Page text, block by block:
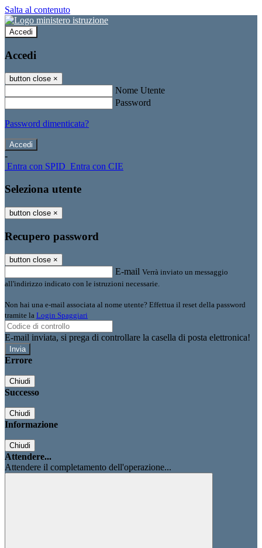
Salta al contenuto
Accedi
Accedi
button close ×
Nome Utente
Password
Password dimenticata?
-
Entra con SPID Entra con CIE
Seleziona utente
button close ×
Recupero password
button close ×
E-mail Verrà inviato un messaggio
all'indirizzo indicato con le istruzioni necessarie.
Non hai una e-mail associata al nome utente? Effettua il reset della password
tramite la Login Spaggiari
E-mail inviata, si prega di controllare la casella di posta elettronica!
Errore
Chiudi
Successo
Chiudi
Informazione
Chiudi
Attendere...
Attendere il completamento dell'operazione...